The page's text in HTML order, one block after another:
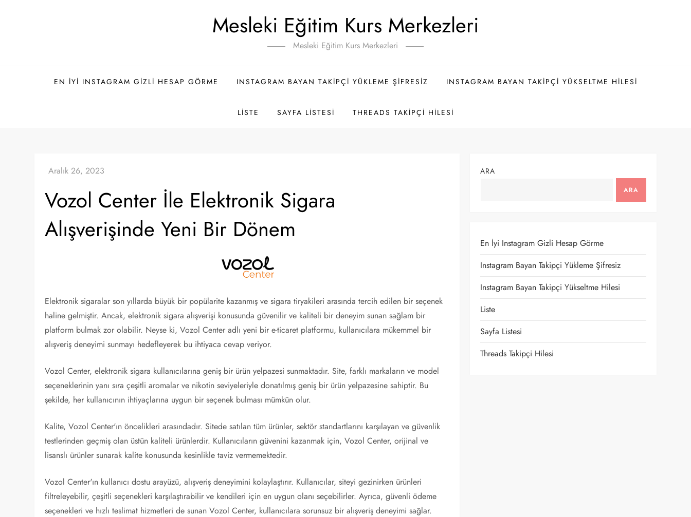
Mesleki Eğitim Kurs Merkezleri
Mesleki Eğitim Kurs Merkezleri
EN İYI INSTAGRAM GIZLI HESAP GÖRME INSTAGRAM BAYAN TAKIPÇI YÜKLEME ŞIFRESIZ INSTAGRAM BAYAN TAKIPÇI YÜKSELTME HILESI
LISTE SAYFA LISTESI THREADS TAKIPÇI HILESI
Vozol Center İle Elektronik Sigara
Alışverişinde Yeni Bir Dönem
Elektronik sigaralar son yıllarda büyük bir popülarite kazanmış ve sigara tiryakileri arasında tercih edilen bir seçenek
haline gelmiştir. Ancak, elektronik sigara alışverişi konusunda güvenilir ve kaliteli bir deneyim sunan sağlam bir
platform bulmak zor olabilir. Neyse ki, Vozol Center adlı yeni bir e-ticaret platformu, kullanıcılara mükemmel bir
alışveriş deneyimi sunmayı hedefleyerek bu ihtiyaca cevap veriyor.
Vozol Center, elektronik sigara kullanıcılarına geniş bir ürün yelpazesi sunmaktadır. Site, farklı markaların ve model
seçeneklerinin yanı sıra çeşitli aromalar ve nikotin seviyeleriyle donatılmış geniş bir ürün yelpazesine sahiptir. Bu
şekilde, her kullanıcının ihtiyaçlarına uygun bir seçenek bulması mümkün olur.
Kalite, Vozol Center'ın öncelikleri arasındadır. Sitede satılan tüm ürünler, sektör standartlarını karşılayan ve güvenlik
testlerinden geçmiş olan üstün kaliteli ürünlerdir. Kullanıcıların güvenini kazanmak için, Vozol Center, orijinal ve
lisanslı ürünler sunarak kalite konusunda kesinlikle taviz vermemektedir.
Vozol Center'ın kullanıcı dostu arayüzü, alışveriş deneyimini kolaylaştırır. Kullanıcılar, siteyi gezinirken ürünleri
filtreleyebilir, çeşitli seçenekleri karşılaştırabilir ve kendileri için en uygun olanı seçebilirler. Ayrıca, güvenli ödeme
seçenekleri ve hızlı teslimat hizmetleri de sunan Vozol Center, kullanıcılara sorunsuz bir alışveriş deneyimi sağlar.
ARA
ARA
En İyi Instagram Gizli Hesap Görme
Instagram Bayan Takipçi Yükleme Şifresiz
Instagram Bayan Takipçi Yükseltme Hilesi
Liste
Sayfa Listesi
Threads Takipçi Hilesi